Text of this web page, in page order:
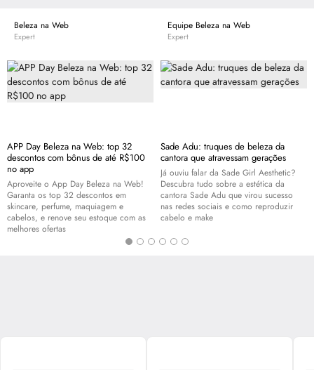
Beleza na Web
Expert
APP Day Beleza na Web: top 32
descontos com bônus de até R$100
no app
Aproveite o App Day Beleza na Web!
Garanta os top 32 descontos em
skincare, perfume, maquiagem e
cabelos, e renove seu estoque com as
melhores ofertas
Equipe Beleza na Web
Expert
Sade Adu: truques de beleza da
cantora que atravessam gerações
Já ouviu falar da Sade Girl Aesthetic?
Descubra tudo sobre a estética da
cantora Sade Adu que virou sucesso
nas redes sociais e como reproduzir
cabelo e make